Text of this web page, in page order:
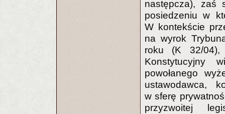
następcza), zaś
posiedzeniu w
W kontekście
na wyrok
roku (K 32/04),
Konstytucyjny
powołanego
ustawodawca,
w sferę
przyzwoitej